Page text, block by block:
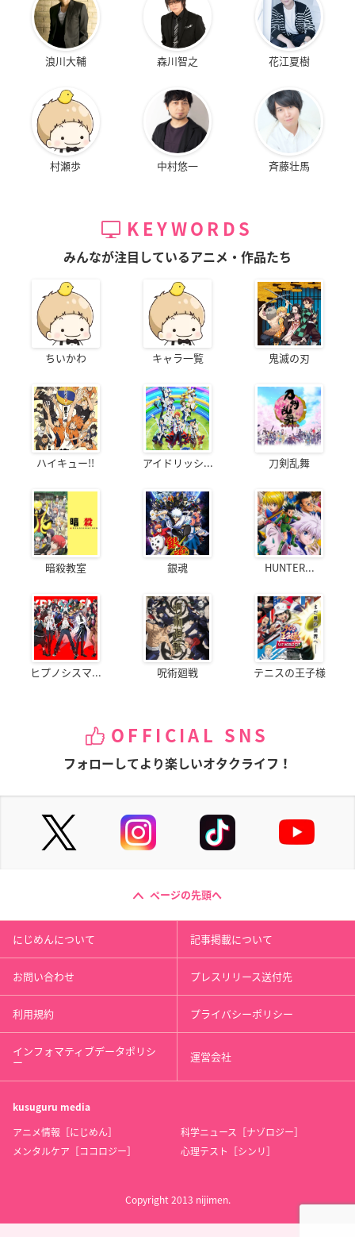
浪川大輔 森川智之 花江夏樹
村瀬歩 中村悠一 斉藤壮馬
KEYWORDS
みんなが注目しているアニメ・作品たち
ちいかわ キャラ一覧 鬼滅の刃
ハイキュー!! アイドリッシ... 刀剣乱舞
暗殺教室 銀魂 HUNTER...
ヒプノシスマ... 呪術廻戦 テニスの王子様
OFFICIAL SNS
フォローしてより楽しいオタクライフ！
ページの先頭へ
にじめんについて 記事掲載について
お問い合わせ プレスリリース送付先
利用規約 プライバシーポリシー
インフォマティブデータポリシ
ー 運営会社
kusuguru media
アニメ情報［にじめん］
科学ニュース［ナゾロジー］
メンタルケア［ココロジー］
心理テスト［シンリ］
Copyright 2013 nijimen.